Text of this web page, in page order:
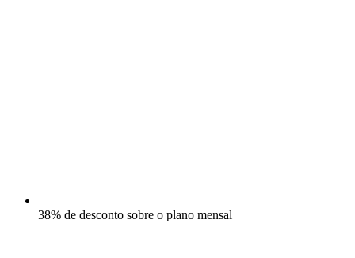
38% de desconto sobre o plano mensal